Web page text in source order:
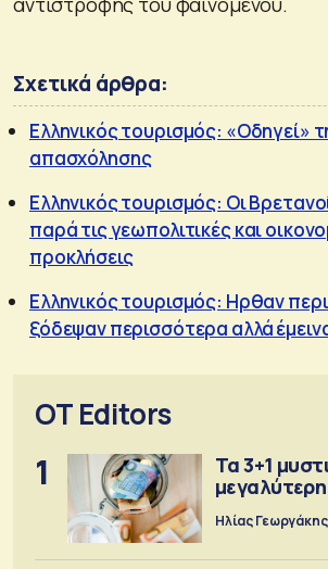
Σχετικά άρθρα:
Ελληνικός τουρισμός: «Οδηγεί»
απασχόλησης
Ελληνικός τουρισμός: Οι
παρά τις γεωπολιτικές και
προκλήσεις
Ελληνικός τουρισμός: Ηρθαν
ξόδεψαν περισσότερα αλλά
OT Editors
1
Τα 3+1
Ηλίας Γεωργάκης